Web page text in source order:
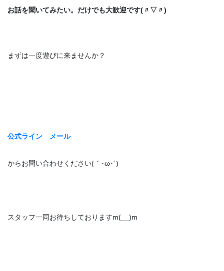
お話を聞いてみたい。だけでも大歓迎です(〃▽〃)
まずは一度遊びに来ませんか？
公式ライン メール
からお問い合わせください(｀･ω･´)ゞ
スタッフ一同お待ちしておりますm(__)m